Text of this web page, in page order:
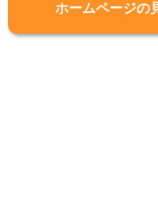
ホームページの